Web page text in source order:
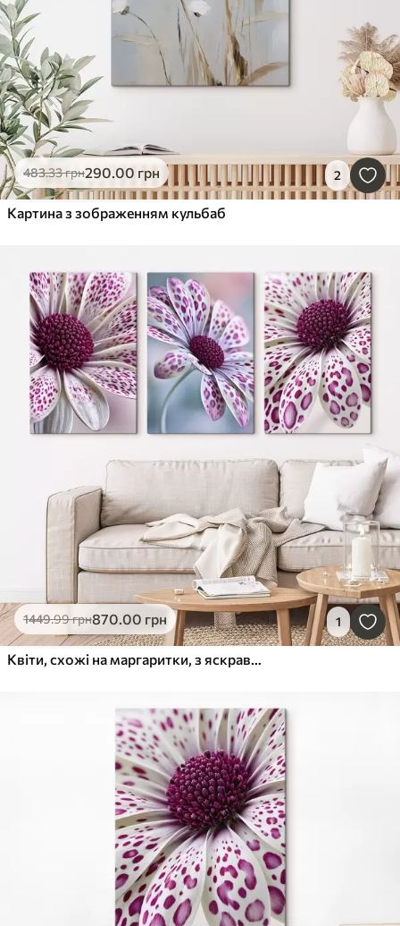
483.33грн290.00 грн 2
Картина з зображенням кульбаб
1449.99грн870.00 грн 1
Квіти, схожі на маргаритки, з яскравими магентовими плямами у вигляді леопардового візерунка